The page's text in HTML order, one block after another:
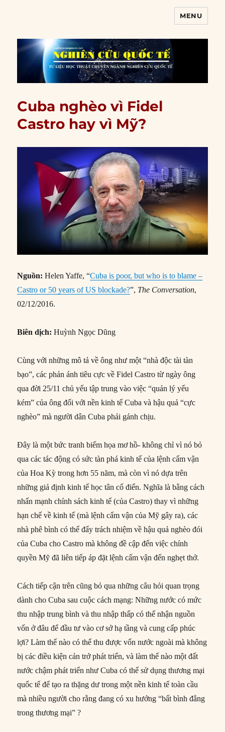
MENU
Cuba nghèo vì Fidel
Castro hay vì Mỹ?
Nguồn: Helen Yaffe, “Cuba is poor, but who is to blame –
Castro or 50 years of US blockade?”, The Conversation,
02/12/2016.
Biên dịch:Huỳnh Ngọc Dũng
Cùng với những mô tả về ông như một “nhà độc tài tàn
bạo”, các phản ánh tiêu cực về Fidel Castro từ ngày ông
qua đời 25/11 chủ yếu tập trung vào việc “quản lý yếu
kém” của ông đối với nền kinh tế Cuba và hậu quả “cực
nghèo” mà người dân Cuba phải gánh chịu.
Đây là một bức tranh biếm họa mơ hồ- không chỉ vì nó bỏ
qua các tác động có sức tàn phá kinh tế của lệnh cấm vận
của Hoa Kỳ trong hơn 55 năm, mà còn vì nó dựa trên
những giả định kinh tế học tân cổ điển. Nghĩa là bằng cách
nhấn mạnh chính sách kinh tế (của Castro) thay vì những
hạn chế về kinh tế (mà lệnh cấm vận của Mỹ gây ra), các
nhà phê bình có thể đẩy trách nhiệm về hậu quả nghèo đói
của Cuba cho Castro mà không đề cập đến việc chính
quyền Mỹ đã liên tiếp áp đặt lệnh cấm vận đến nghẹt thở.
Cách tiếp cận trên cũng bỏ qua những câu hỏi quan trọng
dành cho Cuba sau cuộc cách mạng: Những nước có mức
thu nhập trung bình và thu nhập thấp có thể nhận nguồn
vốn ở đâu để đầu tư vào cơ sở hạ tầng và cung cấp phúc
lợi? Làm thế nào có thể thu được vốn nước ngoài mà không
bị các điều kiện cản trở phát triển, và làm thế nào một đất
nước chậm phát triển như Cuba có thể sử dụng thương mại
quốc tế để tạo ra thặng dư trong một nền kinh tế toàn cầu
mà nhiều người cho rằng đang có xu hướng “bất bình đẳng
trong thương mại” ?